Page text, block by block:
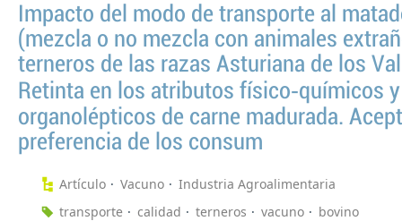
Impacto del modo de transporte al
(mezcla o no mezcla con animales
terneros de las razas Asturiana de los
Retinta en los atributos físico‑químicos y
organolépticos de carne madurada.
preferencia de los consum
Artículo Vacuno
Industria Agroalimentaria
transporte
calidad terneros vacuno bovino